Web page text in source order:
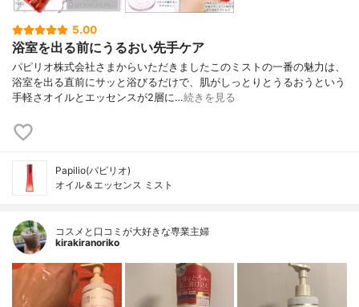
5.00
浴室を出る前にうるおい先手ケア
パピリオ株式会社さまからいただきましたこのミストの一番の魅力は、
浴室を出る直前にサッと浴びるだけで、肌がしっとりとうるおうという
手軽さオイルとエッセンスが2層に…続きを見る
Papilio(パピリオ)
オイル＆エッセンス ミスト
コスメと口コミが大好きな専業主婦
kirakiranoriko